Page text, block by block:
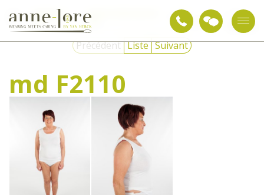
Textiles de
soin
Bodys et vêtements de
nuit
Sous-
vêtements
md
F2110
Précédent Liste Suivant
md F2110